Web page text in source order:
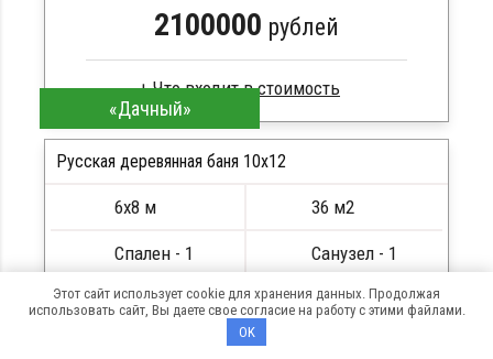
2100000 рублей
Клееный брус
Стропила, балки 50х200 мм
Метизы, саморезы, гвозди
Сборка на березовые нагеля, джут
Металлические сваи 108 диаметр
«Дачный»
Русская деревянная баня 10х12
6х8 м 36 м2
Спален - 1 Санузел - 1
2520000рублей
Этот сайт использует cookie для хранения данных. Продолжая
использовать сайт, Вы даете свое согласие на работу с этими файлами.
OK